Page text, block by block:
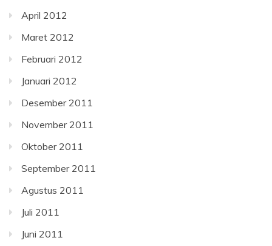
April 2012
Maret 2012
Februari 2012
Januari 2012
Desember 2011
November 2011
Oktober 2011
September 2011
Agustus 2011
Juli 2011
Juni 2011